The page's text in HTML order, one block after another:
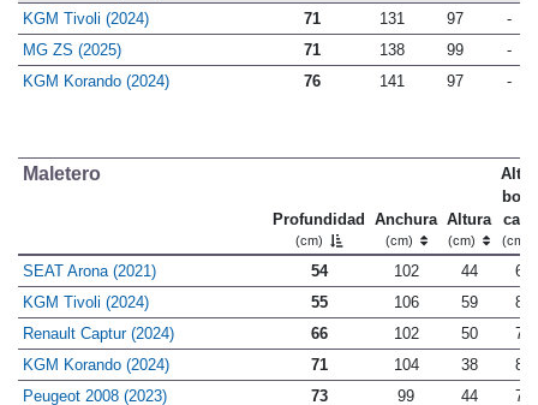
KGM Tivoli (2024)
71 131 97
-
MG ZS (2025)
71 138 99
-
KGM Korando (2024)
76 141 97 -
Maletero
Profundidad
(cm)
Anchura
(cm)
Altura
(cm) (cm)
SEAT Arona (2021) 54 102 44
69
KGM Tivoli (2024)
55 106 59
80
Renault Captur (2024)
66 102 50
79
KGM Korando (2024)
71 104 38
83
Peugeot 2008 (2023)
73 99 44
72